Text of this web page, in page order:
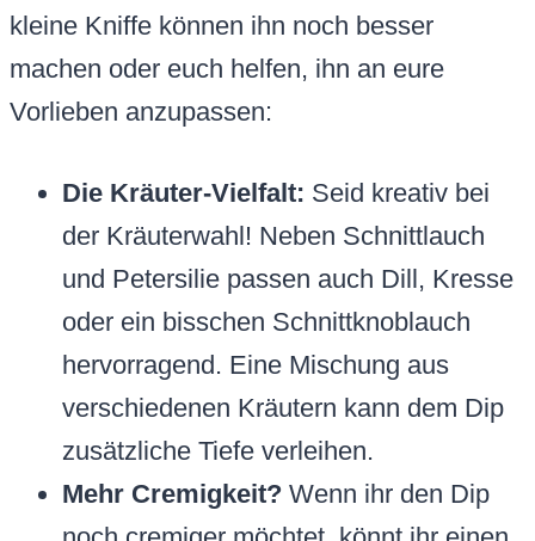
kleine Kniffe können ihn noch besser
machen oder euch helfen, ihn an eure
Vorlieben anzupassen:
Die Kräuter-Vielfalt: Seid kreativ bei
der Kräuterwahl! Neben Schnittlauch
und Petersilie passen auch Dill, Kresse
oder ein bisschen Schnittknoblauch
hervorragend. Eine Mischung aus
verschiedenen Kräutern kann dem Dip
zusätzliche Tiefe verleihen.
Mehr Cremigkeit? Wenn ihr den Dip